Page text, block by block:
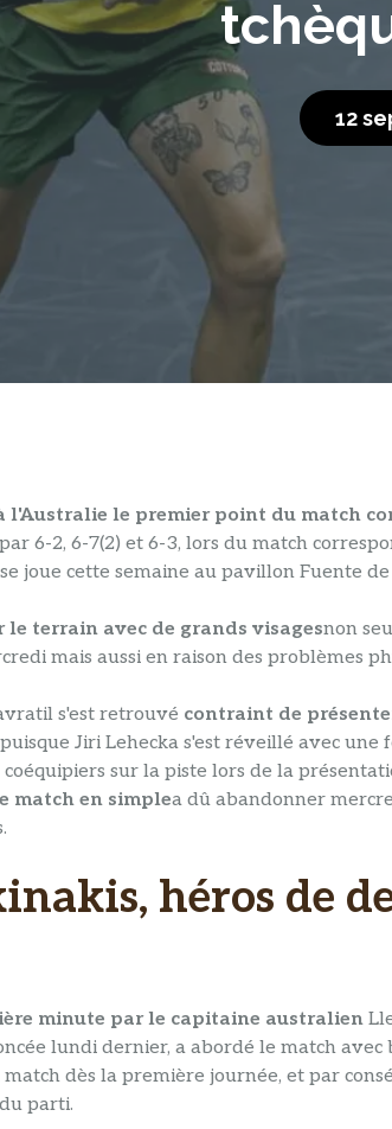
12
le premier point du match
6-2, 6-7(2) et 6-3, lors du match
joue cette semaine au pavillon Fuente de
le terrain avec de grands visagesnon
mais aussi en raison des problèmes
s'est retrouvé contraint de
puisque Jiri Lehecka s'est réveillé avec
sur la piste lors de la
match en simplea dû abandonner
héros de
minute par le capitaine australien
lundi dernier, a abordé le match avec
dès la première journée, et par
du parti.